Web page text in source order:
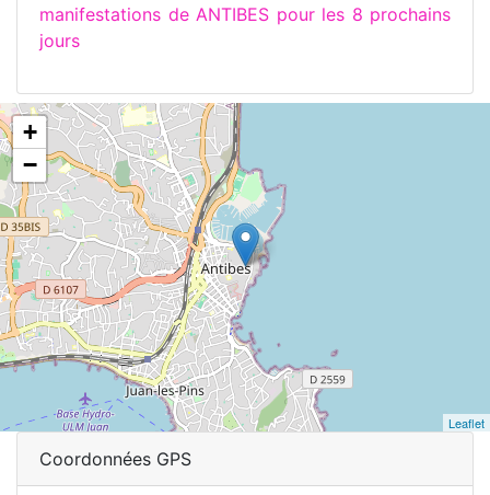
manifestations de ANTIBES pour les 8 prochains
jours
+
−
Leaflet
Coordonnées GPS